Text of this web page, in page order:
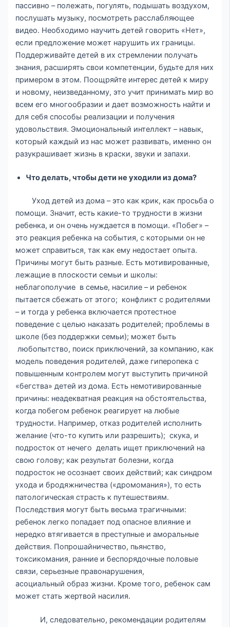
пассивно – полежать, погулять, подышать воздухом,
послушать музыку, посмотреть расслабляющее
видео. Необходимо научить детей говорить «Нет»,
если предложение может нарушить их границы.
Поддерживайте детей в их стремлении получать
знания, расширять свои компетенции, будьте для них
примером в этом. Поощряйте интерес детей к миру
и новому, неизведанному, это учит принимать мир во
всем его многообразии и дает возможность найти и
для себя способы реализации и получения
удовольствия. Эмоциональный интеллект – навык,
который каждый из нас может развивать, именно он
разукрашивает жизнь в краски, звуки и запахи.
Что делать, чтобы дети не уходили из дома?
Уход детей из дома – это как крик, как просьба о
помощи. Значит, есть какие-то трудности в жизни
ребенка, и он очень нуждается в помощи. «Побег» –
это реакция ребенка на события, с которыми он не
может справиться, так как ему недостает опыта.
Причины могут быть разные. Есть мотивированные,
лежащие в плоскости семьи и школы:
неблагополучие в семье, насилие – и ребенок
пытается сбежать от этого; конфликт с родителями
– и тогда у ребенка включается протестное
поведение с целью наказать родителей; проблемы в
школе (без поддержки семьи); может быть
любопытство, поиск приключений, за компанию, как
модель поведения родителей, даже гиперопека с
повышенным контролем могут выступить причиной
«бегства» детей из дома. Есть немотивированные
причины: неадекватная реакция на обстоятельства,
когда побегом ребенок реагирует на любые
трудности. Например, отказ родителей исполнить
желание (что-то купить или разрешить); скука, и
подросток от нечего делать ищет приключений на
свою голову; как результат болезни, когда
подросток не осознает своих действий; как синдром
ухода и бродяжничества («дромомания»), то есть
патологическая страсть к путешествиям.
Последствия могут быть весьма трагичными:
ребенок легко попадает под опасное влияние и
нередко втягивается в преступные и аморальные
действия. Попрошайничество, пьянство,
токсикомания, ранние и беспорядочные половые
связи, серьезные правонарушения,
асоциальный образ жизни. Кроме того, ребенок сам
может стать жертвой насилия.
И, следовательно, рекомендации родителям